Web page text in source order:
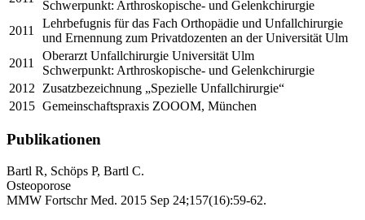
Schwerpunkt: Arthroskopische- und Gelenkchirurgie
2011
Lehrbefugnis für das Fach Orthopädie und Unfallchirurgie
und Ernennung zum Privatdozenten an der Universität Ulm
2011
Oberarzt Unfallchirurgie Universität Ulm
Schwerpunkt: Arthroskopische- und Gelenkchirurgie
2012
Zusatzbezeichnung „Spezielle Unfallchirurgie“
2015 Gemeinschaftspraxis ZOOOM, München
Publikationen
Bartl R, Schöps P, Bartl C.
Osteoporose
MMW Fortschr Med. 2015 Sep 24;157(16):59-62.